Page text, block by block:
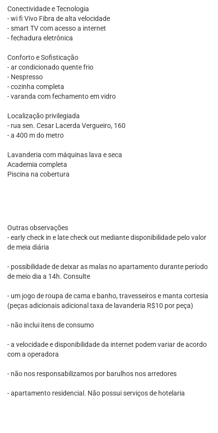
Conectividade e Tecnologia
- wi fi Vivo Fibra de alta velocidade
- smart TV com acesso a internet
- fechadura eletrônica
Conforto e Sofisticação
- ar condicionado quente frio
- Nespresso
- cozinha completa
- varanda com fechamento em vidro
Localização privilegiada
- rua sen. Cesar Lacerda Vergueiro, 160
- a 400 m do metro
Lavanderia com máquinas lava e seca
Academia completa
Piscina na cobertura
Outras observações
- early check in e late check out mediante disponibilidade pelo valor
de meia diária
- possibilidade de deixar as malas no apartamento durante período
de meio dia a 14h. Consulte
- um jogo de roupa de cama e banho, travesseiros e manta cortesia
(peças adicionais adicional taxa de lavanderia R$10 por peça)
- não inclui itens de consumo
- a velocidade e disponibilidade da internet podem variar de acordo
com a operadora
- não nos responsabilizamos por barulhos nos arredores
- apartamento residencial. Não possui serviços de hotelaria